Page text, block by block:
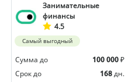
Занимательные
финансы
4.5
Самый выгодный
Сумма до 100 000 ₽
Срок до
168 дн.